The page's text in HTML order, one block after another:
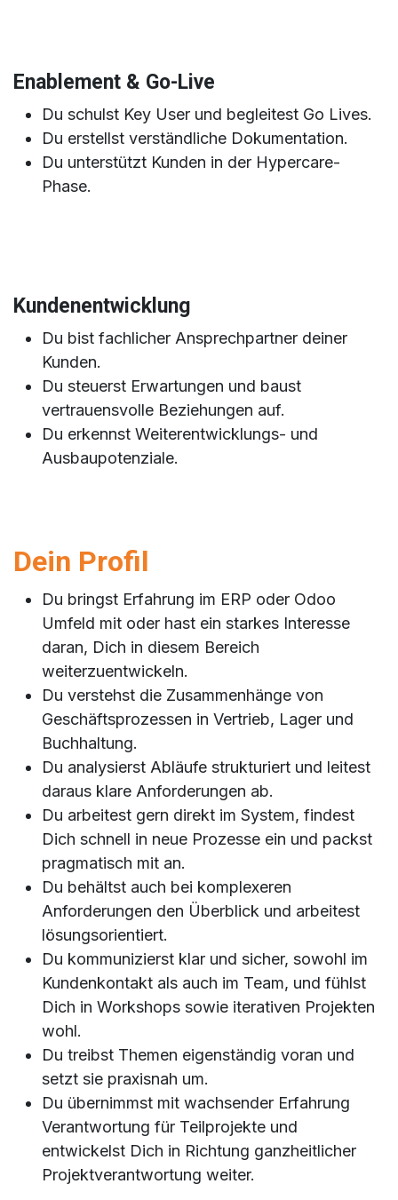
Enablement & Go-Live
Du schulst Key User und begleitest Go Lives.
Du erstellst verständliche Dokumentation.
Du unterstützt Kunden in der Hypercare-
Phase.
Kundenentwicklung
Du bist fachlicher Ansprechpartner deiner
Kunden.
Du steuerst Erwartungen und baust
vertrauensvolle Beziehungen auf.
Du erkennst Weiterentwicklungs- und
Ausbaupotenziale.
Dein Profil
Du bringst Erfahrung im ERP oder Odoo
Umfeld mit oder hast ein starkes Interesse
daran, Dich in diesem Bereich
weiterzuentwickeln.
Du verstehst die Zusammenhänge von
Geschäftsprozessen in Vertrieb, Lager und
Buchhaltung.
Du analysierst Abläufe strukturiert und leitest
daraus klare Anforderungen ab.
Du arbeitest gern direkt im System, findest
Dich schnell in neue Prozesse ein und packst
pragmatisch mit an.
Du behältst auch bei komplexeren
Anforderungen den Überblick und arbeitest
lösungsorientiert.
Du kommunizierst klar und sicher, sowohl im
Kundenkontakt als auch im Team, und fühlst
Dich in Workshops sowie iterativen Projekten
wohl.
Du treibst Themen eigenständig voran und
setzt sie praxisnah um.
Du übernimmst mit wachsender Erfahrung
Verantwortung für Teilprojekte und
entwickelst Dich in Richtung ganzheitlicher
Projektverantwortung weiter.